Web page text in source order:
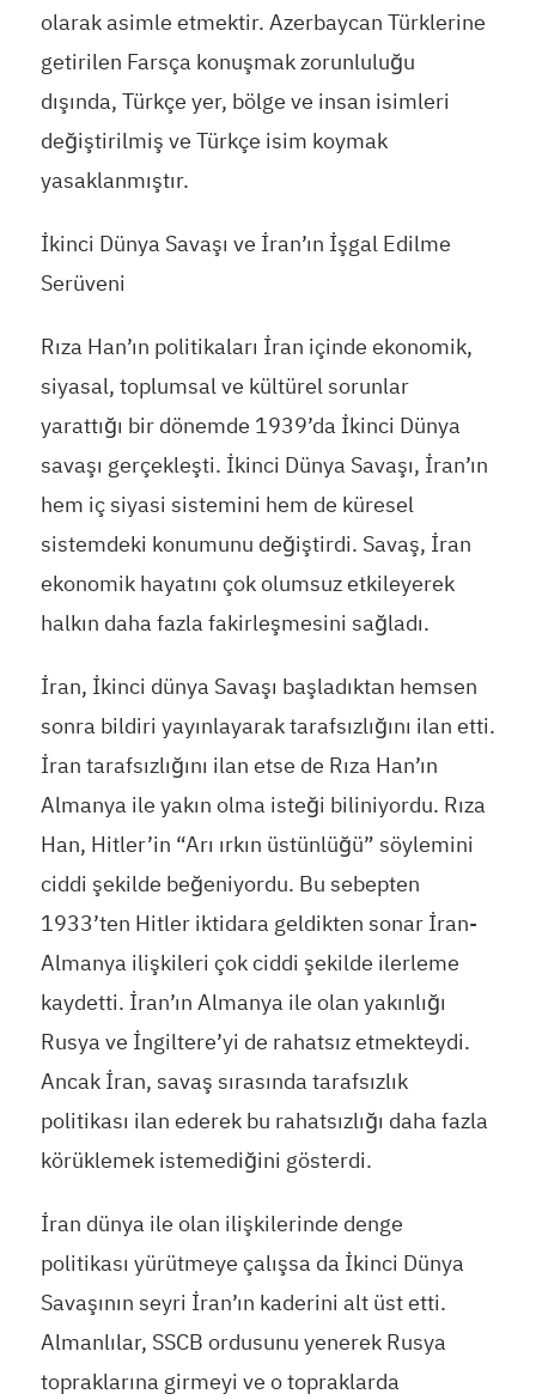
olarak asimle etmektir. Azerbaycan Türklerine
getirilen Farsça konuşmak zorunluluğu
dışında, Türkçe yer, bölge ve insan isimleri
değiştirilmiş ve Türkçe isim koymak
yasaklanmıştır.
İkinci Dünya Savaşı ve İran’ın İşgal Edilme
Serüveni
Rıza Han’ın politikaları İran içinde ekonomik,
siyasal, toplumsal ve kültürel sorunlar
yarattığı bir dönemde 1939’da İkinci Dünya
savaşı gerçekleşti. İkinci Dünya Savaşı, İran’ın
hem iç siyasi sistemini hem de küresel
sistemdeki konumunu değiştirdi. Savaş, İran
ekonomik hayatını çok olumsuz etkileyerek
halkın daha fazla fakirleşmesini sağladı.
İran, İkinci dünya Savaşı başladıktan hemsen
sonra bildiri yayınlayarak tarafsızlığını ilan etti.
İran tarafsızlığını ilan etse de Rıza Han’ın
Almanya ile yakın olma isteği biliniyordu. Rıza
Han, Hitler’in “Arı ırkın üstünlüğü” söylemini
ciddi şekilde beğeniyordu. Bu sebepten
1933’ten Hitler iktidara geldikten sonar İran-
Almanya ilişkileri çok ciddi şekilde ilerleme
kaydetti. İran’ın Almanya ile olan yakınlığı
Rusya ve İngiltere’yi de rahatsız etmekteydi.
Ancak İran, savaş sırasında tarafsızlık
politikası ilan ederek bu rahatsızlığı daha fazla
körüklemek istemediğini gösterdi.
İran dünya ile olan ilişkilerinde denge
politikası yürütmeye çalışsa da İkinci Dünya
Savaşının seyri İran’ın kaderini alt üst etti.
Almanlılar, SSCB ordusunu yenerek Rusya
topraklarına girmeyi ve o topraklarda